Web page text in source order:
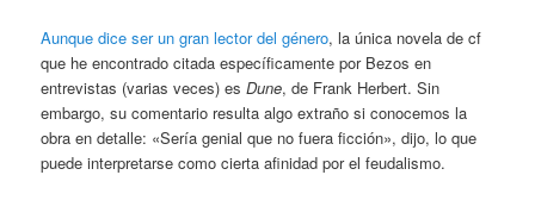
Aunque dice ser un gran lector del género, la única novela de cf
que he encontrado citada específicamente por Bezos en
entrevistas (varias veces) esDune, de Frank Herbert. Sin
embargo, su comentario resulta algo extraño si conocemos la
obra en detalle: «Sería genial que no fuera ficción», dijo, lo que
puede interpretarse como cierta afinidad por el feudalismo.